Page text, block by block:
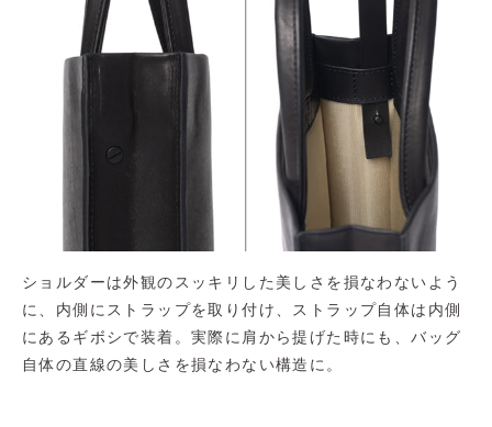
ショルダーは外観のスッキリした美しさを損なわないよう
に、内側にストラップを取り付け、ストラップ自体は内側
にあるギボシで装着。実際に肩から提げた時にも、バッグ
自体の直線の美しさを損なわない構造に。